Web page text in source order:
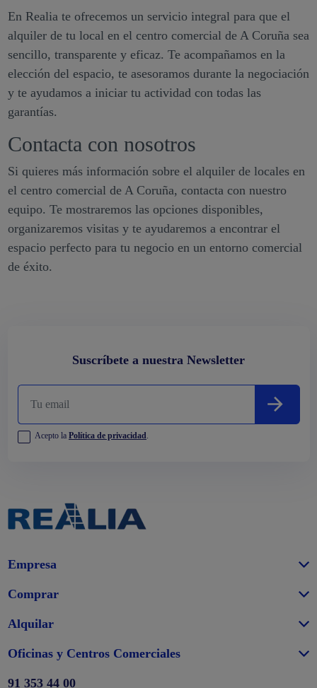
En Realia te ofrecemos un servicio integral para que el
alquiler de tu local en el centro comercial de A Coruña sea
sencillo, transparente y eficaz. Te acompañamos en la
elección del espacio, te asesoramos durante la negociación
y te ayudamos a iniciar tu actividad con todas las
garantías.
Contacta con nosotros
Si quieres más información sobre el alquiler de locales en
el centro comercial de A Coruña, contacta con nuestro
equipo. Te mostraremos las opciones disponibles,
organizaremos visitas y te ayudaremos a encontrar el
espacio perfecto para tu negocio en un entorno comercial
de éxito.
Suscríbete a nuestra Newsletter
Acepto la Política de privacidad
Empresa
Comprar
Alquilar
Oficinas y Centros Comerciales
91 353 44 00